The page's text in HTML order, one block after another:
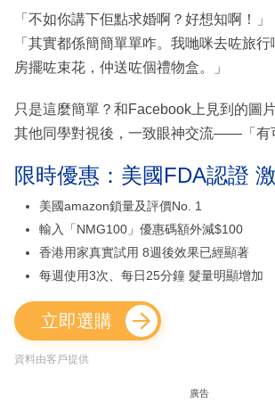
「不如你講下佢點求婚啊？好想知啊！」
「其實都係簡簡單單咋。我哋咪去咗旅
房擺咗束花，仲送咗個禮物盒。」
只是這麼簡單？和Facebook上見到的圖
其他同學對視後，一致眼神交流——「有
限時優惠：美國FDA認證
美國amazon鎖量及評價No. 1
輸入「NMG100」優惠碼額外減$100
香港用家真實試用 8週後效果已經顯著
每週使用3次、每日25分鐘 髮量明顯增加
立即選購
資料由客戶提供
廣告